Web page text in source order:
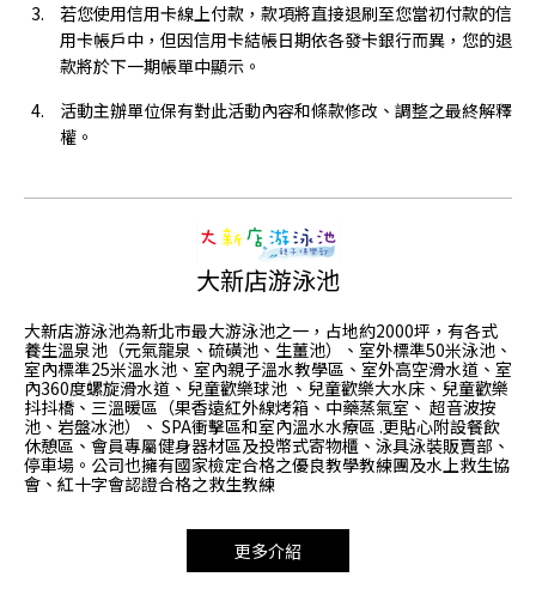
若您使用信用卡線上付款，款項將直接退刷至您當初付款的信
用卡帳戶中，但因信用卡結帳日期依各發卡銀行而異，您的退
款將於下一期帳單中顯示。
活動主辦單位保有對此活動內容和條款修改、調整之最終解釋
權。
大新店游泳池
大新店游泳池為新北市最大游泳池之一，占地約2000坪，有各式
養生溫泉池（元氣龍泉、硫磺池、生薑池）、室外標準50米泳池、
室內標準25米溫水池、室內親子溫水教學區、室外高空滑水道、室
內360度螺旋滑水道、兒童歡樂球池 、兒童歡樂大水床、兒童歡樂
抖抖橋、三溫暖區（果香遠紅外線烤箱、中藥蒸氣室、 超音波按
池、岩盤冰池）、 SPA衝擊區和室內溫水水療區 .更貼心附設餐飲
休憩區、會員專屬健身器材區及投幣式寄物櫃、泳具泳裝販賣部、
停車場。公司也擁有國家檢定合格之優良教學教練團及水上救生協
會、紅十字會認證合格之救生教練
更多介紹